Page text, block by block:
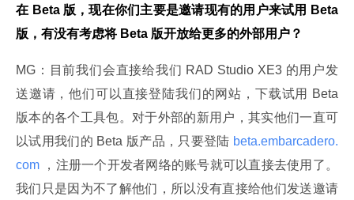
在 Beta 版，现在你们主要是邀请现有的用户来试用 Beta
版，有没有考虑将 Beta 版开放给更多的外部用户？
MG：目前我们会直接给我们 RAD Studio XE3 的用户发
送邀请，他们可以直接登陆我们的网站，下载试用 Beta
版本的各个工具包。对于外部的新用户，其实他们一直可
以试用我们的 Beta 版产品，只要登陆 beta.embarcadero.
com
，注册一个开发者网络的账号就可以直接去使用了。
我们只是因为不了解他们，所以没有直接给他们发送邀请